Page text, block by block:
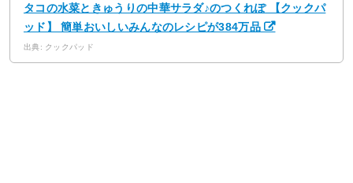
タコの水菜ときゅうりの中華サラダ♪のつくれぽ 【クックパ
ッド】 簡単おいしいみんなのレシピが384万品
出典: クックパッド